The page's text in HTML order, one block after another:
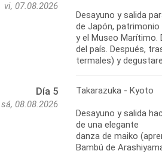
vi, 07.08.2026
Desayuno y salida
de Japón, patrimonio
y el Museo Marítimo.
del país. Después,
termales) y
Día 5
sá, 08.08.2026
Takarazuka - Kyoto
Desayuno y salida
de una elegante
danza de maiko
Bambú de